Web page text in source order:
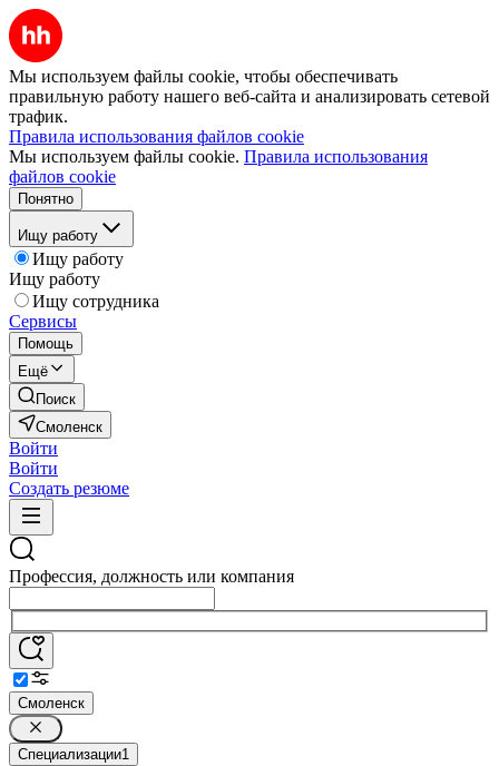
Мы используем файлы cookie, чтобы обеспечивать
правильную работу нашего веб-сайта и анализировать сетевой
трафик.
Правила использования файлов cookie
Мы используем файлы cookie. Правила использования
файлов cookie
Понятно
Ищу работу
Ищу работу
Ищу работу
Ищу сотрудника
Сервисы
Помощь
Ещё
Поиск
Смоленск
Войти
Войти
Создать резюме
Профессия, должность или компания
Смоленск
Специализации1